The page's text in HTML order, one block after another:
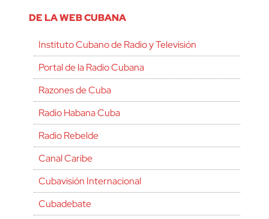
DE LA WEB CUBANA
Instituto Cubano de Radio y Televisión
Portal de la Radio Cubana
Razones de Cuba
Radio Habana Cuba
Radio Rebelde
Canal Caribe
Cubavisión Internacional
Cubadebate